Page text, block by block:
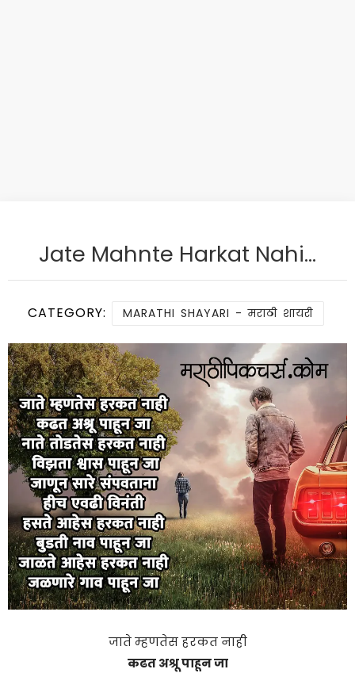
Jate Mahnte Harkat Nahi…
CATEGORY: MARATHI SHAYARI - मराठी शायरी
जाते म्हणतेस हरकत नाही
कढत अश्रू पाहून जा